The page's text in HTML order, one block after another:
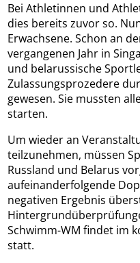
Bei Athletinnen und
dies bereits zuvor so.
Erwachsene. Schon an
vergangenen Jahr in
und belarussische
Zulassungsprozedere
gewesen. Sie mussten
starten.
Um wieder an
teilzunehmen, müssen
Russland und Belarus
aufeinanderfolgende
negativen Ergebnis
Schwimm-WM findet im
statt.